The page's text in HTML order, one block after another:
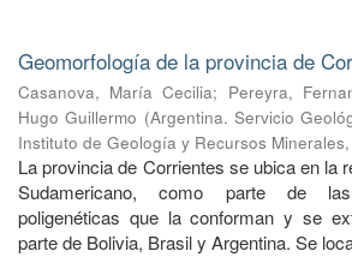
Geomorfología de la provincia de
Casanova, María Cecilia; Pereyra,
Hugo Guillermo (Argentina. Servicio
Instituto de Geología y Recursos Minerales,
La provincia de Corrientes se ubica en la
Sudamericano, como parte de
poligenéticas que la conforman y se
parte de Bolivia, Brasil y Argentina. Se